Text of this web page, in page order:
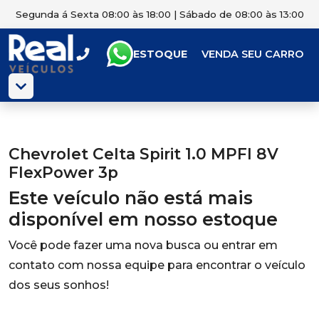
Segunda á Sexta 08:00 às 18:00 | Sábado de 08:00 às 13:00
ESTOQUE VENDA SEU CARRO
Chevrolet Celta Spirit 1.0 MPFI 8V
FlexPower 3p
Este veículo não está mais
disponível em nosso estoque
Você pode fazer uma nova busca ou entrar em
contato com nossa equipe para encontrar o veículo
dos seus sonhos!